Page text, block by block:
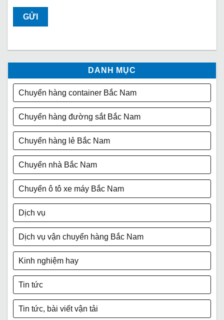
DANH MỤC
Chuyển hàng container Bắc Nam
Chuyển hàng đường sắt Bắc Nam
Chuyển hàng lẻ Bắc Nam
Chuyển nhà Bắc Nam
Chuyển ô tô xe máy Bắc Nam
Dịch vụ
Dịch vụ vận chuyển hàng Bắc Nam
Kinh nghiệm hay
Tin tức
Tin tức, bài viết vận tải